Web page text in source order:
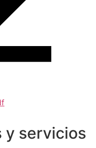
y servicios